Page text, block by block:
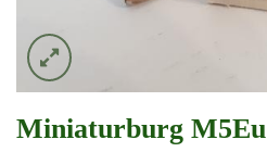
Miniaturburg M5Eu